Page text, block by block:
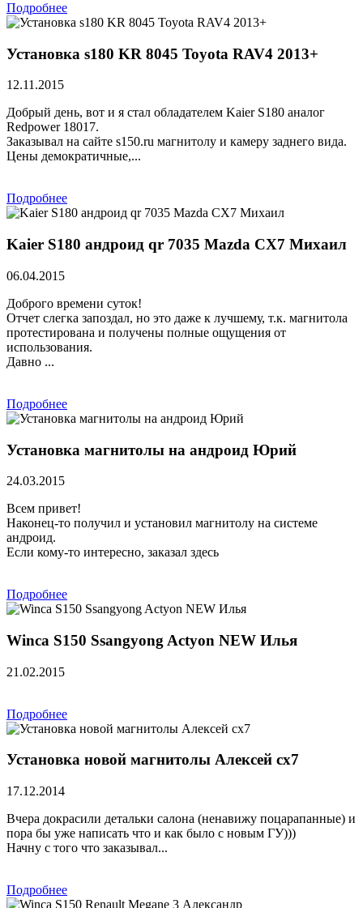
Подробнее
Установка s180 KR 8045 Toyota RAV4 2013+
12.11.2015
Добрый день, вот и я стал обладателем Kaier S180 аналог
Redpower 18017.
Заказывал на сайте s150.ru магнитолу и камеру заднего вида.
Цены демократичные,...
Подробнее
Kaier S180 андроид qr 7035 Mazda CX7 Михаил
06.04.2015
Доброго времени суток!
Отчет слегка запоздал, но это даже к лучшему, т.к. магнитола
протестирована и получены полные ощущения от
использования.
Давно ...
Подробнее
Установка магнитолы на андроид Юрий
24.03.2015
Всем привет!
Наконец-то получил и установил магнитолу на системе
андроид.
Если кому-то интересно, заказал здесь
Подробнее
Winca S150 Ssangyong Actyon NEW Илья
21.02.2015
Подробнее
Установка новой магнитолы Алексей сх7
17.12.2014
Вчера докрасили детальки салона (ненавижу поцарапанные) и
пора бы уже написать что и как было с новым ГУ)))
Начну с того что заказывал...
Подробнее